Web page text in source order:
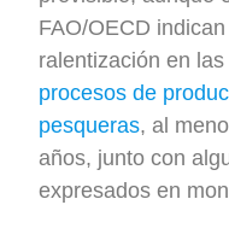
FAO/OECD
ralentización en
procesos de
pesqueras, al
años, junto con
expresados en